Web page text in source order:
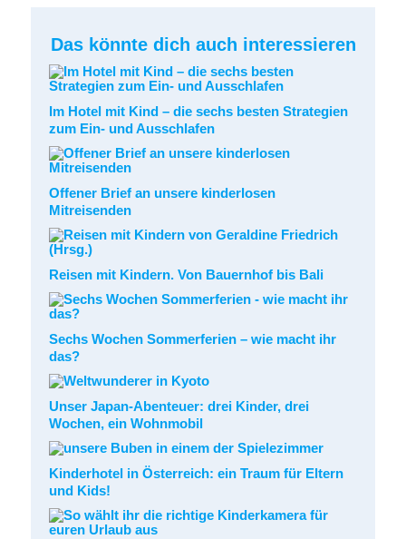
Das könnte dich auch interessieren
Im Hotel mit Kind – die sechs besten Strategien
zum Ein- und Ausschlafen
Offener Brief an unsere kinderlosen
Mitreisenden
Reisen mit Kindern. Von Bauernhof bis Bali
Sechs Wochen Sommerferien – wie macht ihr
das?
Unser Japan-Abenteuer: drei Kinder, drei
Wochen, ein Wohnmobil
Kinderhotel in Österreich: ein Traum für Eltern
und Kids!